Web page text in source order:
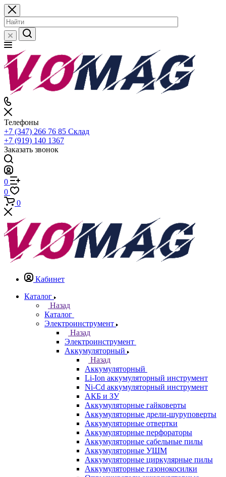
Телефоны
+7 (347) 266 76 85 Склад
+7 (919) 140 1367
Заказать звонок
0
0
0
Кабинет
Каталог
Назад
Каталог
Электроинструмент
Назад
Электроинструмент
Аккумуляторный
Назад
Аккумуляторный
Li-Ion аккумуляторный инструмент
Ni-Cd аккумуляторный инструмент
АКБ и ЗУ
Аккумуляторные гайковерты
Аккумуляторные дрели-шуруповерты
Аккумуляторные отвертки
Аккумуляторные перфораторы
Аккумуляторные сабельные пилы
Аккумуляторные УШМ
Аккумуляторные циркулярные пилы
Аккумуляторные газонокосилки